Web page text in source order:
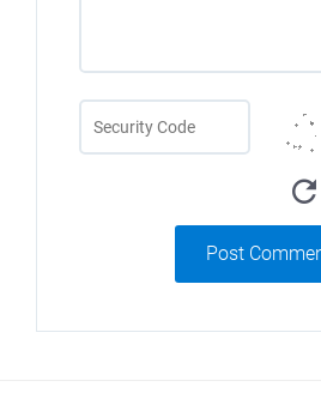
Post